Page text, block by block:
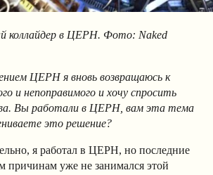
коллайдер в ЦЕРН. Фото: Naked
ЦЕРН я вновь возвращаюсь к
и непоправимого и хочу спросить
Вы работали в ЦЕРН, вам эта тема
это решение?
я работал в ЦЕРН, но последние
причинам уже не занимался этой